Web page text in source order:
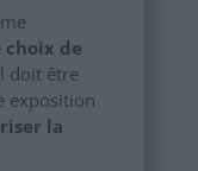
choix de
doit être
exposition
la